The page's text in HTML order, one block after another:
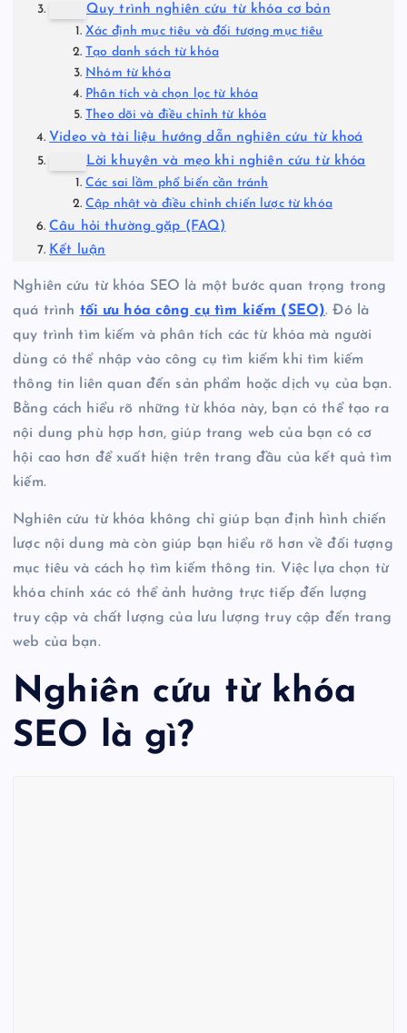
Quy trình nghiên cứu từ khóa cơ bản
Xác định mục tiêu và đối tượng mục tiêu
Tạo danh sách từ khóa
Nhóm từ khóa
Phân tích và chọn lọc từ khóa
Theo dõi và điều chỉnh từ khóa
Video và tài liệu hướng dẫn nghiên cứu từ khoá
Lời khuyên và mẹo khi nghiên cứu từ khóa
Các sai lầm phổ biến cần tránh
Cập nhật và điều chỉnh chiến lược từ khóa
Câu hỏi thường gặp (FAQ)
Kết luận
Nghiên cứu từ khóa SEO là một bước quan trọng trong
quá trình tối ưu hóa công cụ tìm kiếm (SEO). Đó là
quy trình tìm kiếm và phân tích các từ khóa mà người
dùng có thể nhập vào công cụ tìm kiếm khi tìm kiếm
thông tin liên quan đến sản phẩm hoặc dịch vụ của bạn.
Bằng cách hiểu rõ những từ khóa này, bạn có thể tạo ra
nội dung phù hợp hơn, giúp trang web của bạn có cơ
hội cao hơn để xuất hiện trên trang đầu của kết quả tìm
kiếm.
Nghiên cứu từ khóa không chỉ giúp bạn định hình chiến
lược nội dung mà còn giúp bạn hiểu rõ hơn về đối tượng
mục tiêu và cách họ tìm kiếm thông tin. Việc lựa chọn từ
khóa chính xác có thể ảnh hưởng trực tiếp đến lượng
truy cập và chất lượng của lưu lượng truy cập đến trang
web của bạn.
Nghiên cứu từ khóa
SEO là gì?